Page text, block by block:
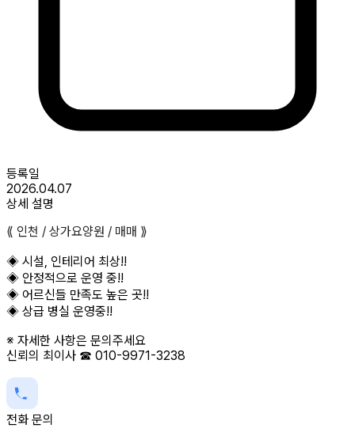
등록일
2026.04.07
상세 설명
⟪ 인천 / 상가요양원 / 매매 ⟫
◈ 시설, 인테리어 최상!!
◈ 안정적으로 운영 중!!
◈ 어르신들 만족도 높은 곳!!
◈ 상급 병실 운영중!!
※ 자세한 사항은 문의주세요
신뢰의 최이사 ☎ 010-9971-3238
전화 문의